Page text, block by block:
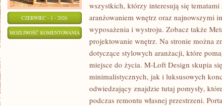
CZERWIEC - 1 - 2026
MOŻLIWOŚĆ KOMENTOWANIA ZRÓWNOWAŻONE
WNĘTRZA
wszystkich, którzy interesują się
aranżowaniem wnętrz oraz najnowszymi
wyposażenia i wystroju. Zobacz także
projektowanie wnętrz. Na stronie można
dotyczące stylowych aranżacji, które
miejsce do życia. M-Loft Design skupia
minimalistycznych, jak i luksusowych
odwiedzający znajdzie tutaj pomysły,
podczas remontu własnej przestrzeni.